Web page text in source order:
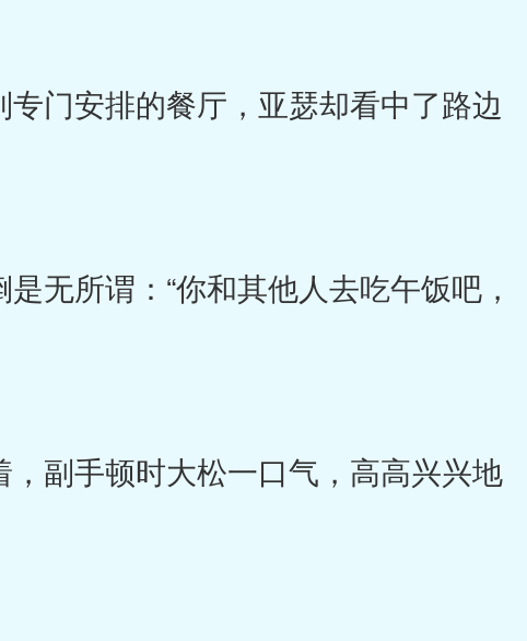
门安排的餐厅，亚瑟却看中了路边
无所谓：“你和其他人去吃午饭吧，
副手顿时大松一口气，高高兴兴地